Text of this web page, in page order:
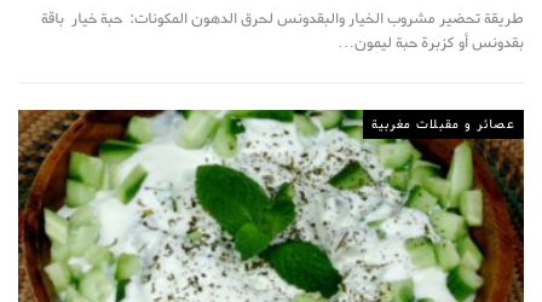
طريقة تحضير مشروب الخيار والبقدونس لحرق الدهون المكونات: حبة خيار باقة
بقدونس أو كزبرة حبة ليمون…
عصائر و مقبلات مغربية